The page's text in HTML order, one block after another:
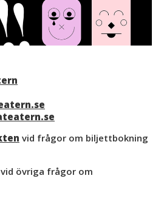
vid frågor om biljettbokning
övriga frågor om